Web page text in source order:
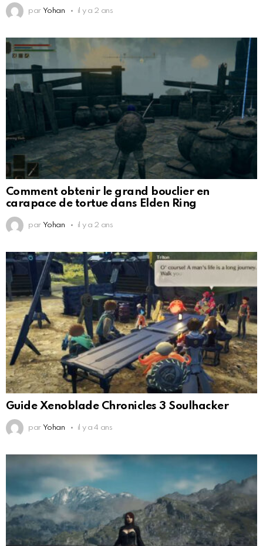
par Yohan il y a 2 ans
Comment obtenir le grand bouclier en
carapace de tortue dans Elden Ring
par Yohan il y a 2 ans
Guide Xenoblade Chronicles 3 Soulhacker
par Yohan il y a 4 ans